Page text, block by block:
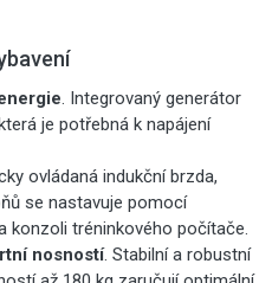
. Integrovaný generátor
je potřebná k napájení
ovládaná indukční brzda,
se nastavuje pomocí
konzoli tréninkového počítače.
nosností. Stabilní a robustní